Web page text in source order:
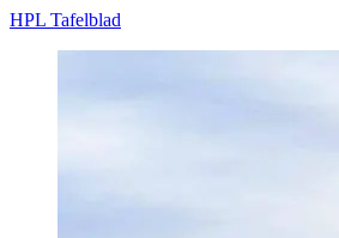
HPL Tafelblad